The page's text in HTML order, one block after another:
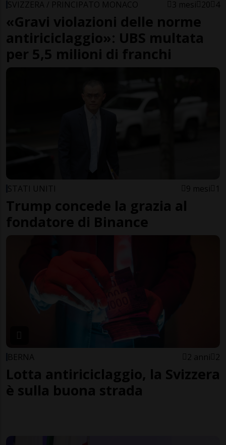
SVIZZERA / PRINCIPATO MONACO 3 mesi 20 4
«Gravi violazioni delle norme
antiriciclaggio»: UBS multata
per 5,5 milioni di franchi
STATI UNITI 9 mesi 1
Trump concede la grazia al
fondatore di Binance
BERNA 2 anni 2
Lotta antiriciclaggio, la Svizzera
è sulla buona strada